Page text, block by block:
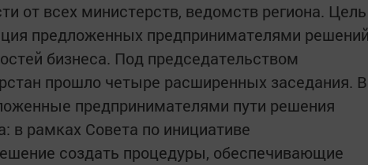
от всех министерств, ведомств региона. Цель
предложенных предпринимателями
бизнеса. Под председательством
прошло четыре расширенных заседания. В
предпринимателями пути решения
в рамках Совета по инициативе
создать процедуры, обеспечивающие